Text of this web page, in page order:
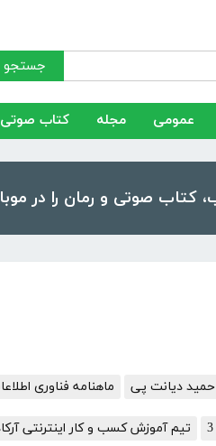
جستجو
عمومی مجله کتاب صوتی
حمید دیانت پی ماهنامه فناوری
تیم آموزش کسب و کار اینترنتی